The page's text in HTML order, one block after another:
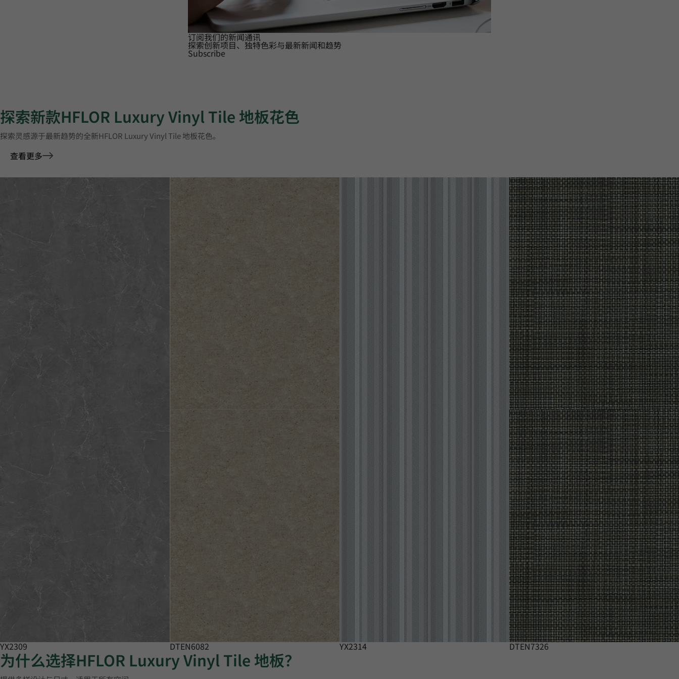
订阅我们的新闻通讯
探索创新项目、独特色彩与最新新闻和趋势
Subscribe
探索新款HFLOR Luxury Vinyl Tile 地板花色
探索灵感源于最新趋势的全新HFLOR Luxury Vinyl Tile 地板花色。
查看更多
YX2309 DTEN6082 YX2314 DTEN7326
为什么选择HFLOR Luxury Vinyl Tile 地板？